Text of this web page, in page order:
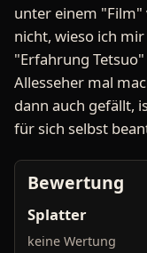
unter einem "Film"
nicht, wieso ich
"Erfahrung
Allesseher mal
dann auch gefällt,
für sich selbst
Bewertung
Splatter
keine Wertung